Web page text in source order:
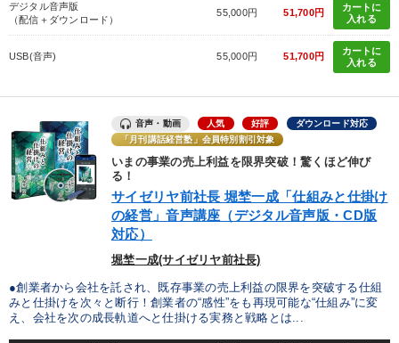
デジタル音声版
（配信＋ダウンロード）
55,000円 51,700円
カートに
入れる
USB(音声) 55,000円 51,700円
カートに
入れる
音声・動画 人気 好評
ダウンロード対応
「月刊講話経営塾」会員特別割引対象
いまの事業の売上利益を限界突破！驚くほど伸び
る！
サイゼリヤ前社長 堀埜一成「仕組みと仕掛け
の経営」音声講座（デジタル音声版・CD版
対応）
堀埜一成(サイゼリヤ前社長)
●創業者から会社を託され、既存事業の売上利益の限界を突破する仕組
みと仕掛けを次々と断行！創業者の“感性”をも再現可能な“仕組み”に変
え、会社を次の成長軌道へと仕掛ける実務と戦略とは...